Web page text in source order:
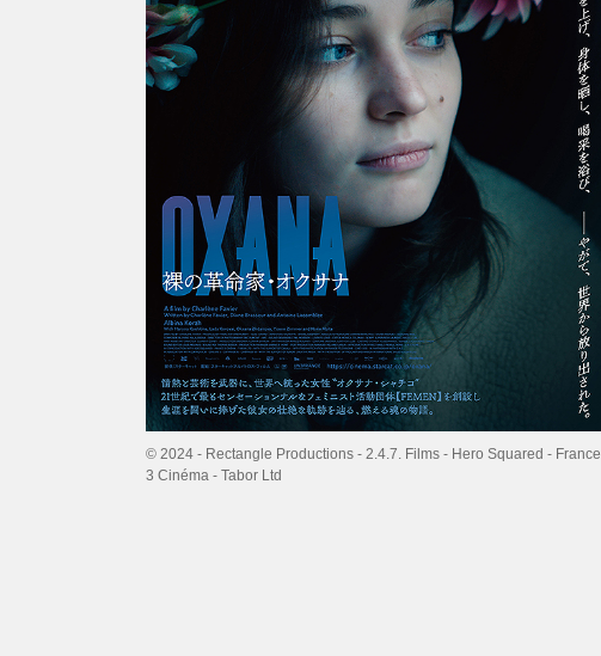
© 2024 - Rectangle Productions - 2.4.7. Films - Hero Squared - France
3 Cinéma - Tabor Ltd